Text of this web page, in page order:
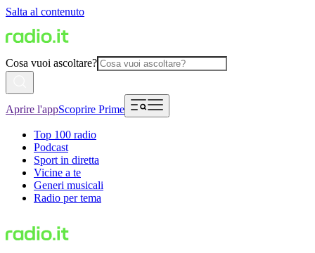
Salta al contenuto
Cosa vuoi ascoltare?
Aprire l'appScoprire Prime
Top 100 radio
Podcast
Sport in diretta
Vicine a te
Generi musicali
Radio per tema